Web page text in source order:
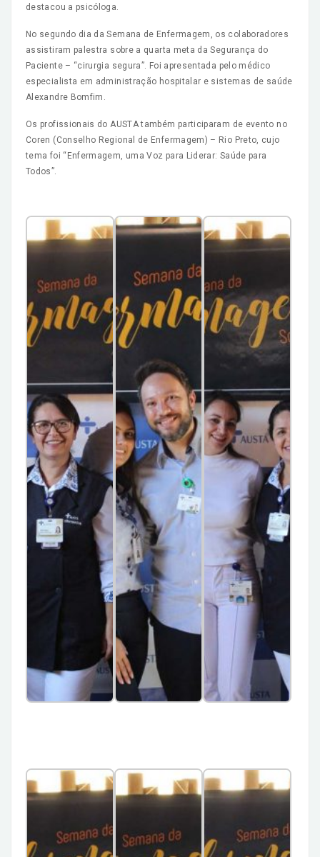
destacou a psicóloga.
No segundo dia da Semana de Enfermagem, os colaboradores
assistiram palestra sobre a quarta meta da Segurança do
Paciente – “cirurgia segura”. Foi apresentada pelo médico
especialista em administração hospitalar e sistemas de saúde
Alexandre Bomfim.
Os profissionais do AUSTA também participaram de evento no
Coren (Conselho Regional de Enfermagem) – Rio Preto, cujo
tema foi “Enfermagem, uma Voz para Liderar: Saúde para
Todos”.